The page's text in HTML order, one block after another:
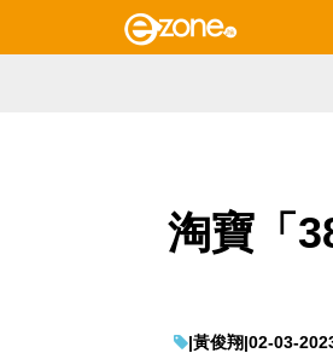
淘寶「
|黃俊翔|02-03-